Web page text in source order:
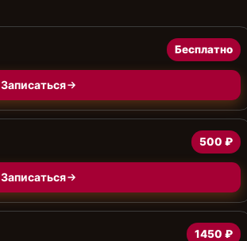
Бесплатно
Записаться
500 ₽
Записаться
1450 ₽